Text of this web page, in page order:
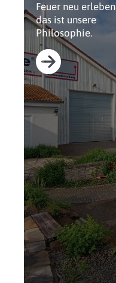
Feuer neu erleben
das ist unsere
Philosophie.